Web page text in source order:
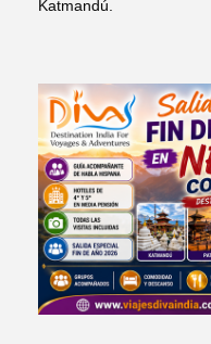
Katmandú.